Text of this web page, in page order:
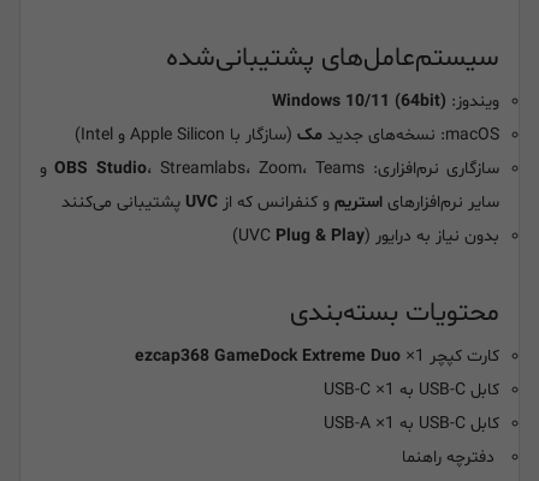
سیستم‌عامل‌های پشتیبانی‌شده
ویندوز: Windows 10/11 (64bit)
macOS: نسخه‌های جدید
مک (سازگار با Apple Silicon و Intel)
سازگاری نرم‌افزاری:
OBS Studio، Streamlabs، Zoom، Teams و
سایر نرم‌افزارهای استریم و کنفرانس که از UVC پشتیبانی می‌کنند
بدون نیاز به درایور (UVCPlug & Play
)
محتویات بسته‌بندی
کارت کپچر ezcap368 GameDock Extreme Duo ×1
کابل USB-C به USB-C ×1
کابل USB-C به USB-A ×1
دفترچه راهنما